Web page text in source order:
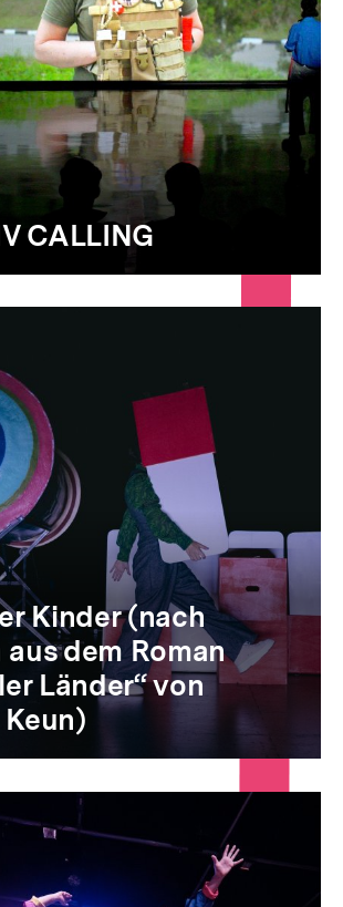
CALLING
Kinder (nach
dem Roman
Länder“ von